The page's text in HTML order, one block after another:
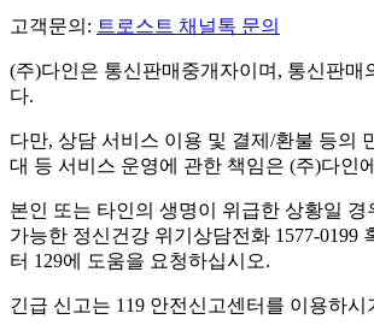
고객문의: 트로스트 채널톡 문의
(주)다인은 통신판매중개자이며, 통신판매
다.
다만, 상담 서비스 이용 및 결제/환불 등의
대 등 서비스 운영에 관한 책임은 (주)다인
본인 또는 타인의 생명이 위급한 상황일 경
가능한 정신건강 위기상담전화 1577-0199
터 129에 도움을 요청하십시오.
긴급 신고는 119 안전신고센터를 이용하시